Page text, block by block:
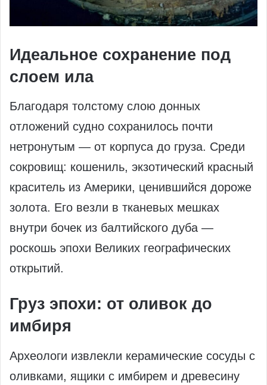
Идеальное сохранение под
слоем ила
Благодаря толстому слою донных
отложений судно сохранилось почти
нетронутым — от корпуса до груза. Среди
сокровищ: кошениль, экзотический красный
краситель из Америки, ценившийся дороже
золота. Его везли в тканевых мешках
внутри бочек из балтийского дуба —
роскошь эпохи Великих географических
открытий.
Груз эпохи: от оливок до
имбиря
Археологи извлекли керамические сосуды с
оливками, ящики с имбирем и древесину